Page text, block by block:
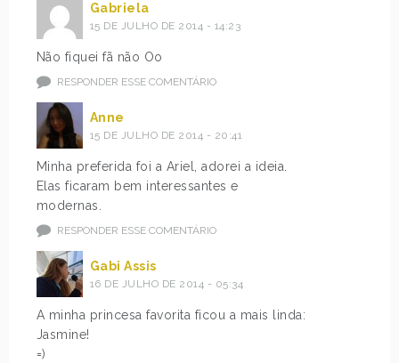
Gabriela
15 DE JULHO DE 2014 - 14:23
Não fiquei fã não Oo
RESPONDER ESSE COMENTÁRIO
Anne
15 DE JULHO DE 2014 - 20:41
Minha preferida foi a Ariel, adorei a ideia.
Elas ficaram bem interessantes e
modernas.
RESPONDER ESSE COMENTÁRIO
Gabi Assis
16 DE JULHO DE 2014 - 05:34
A minha princesa favorita ficou a mais linda:
Jasmine!
=)